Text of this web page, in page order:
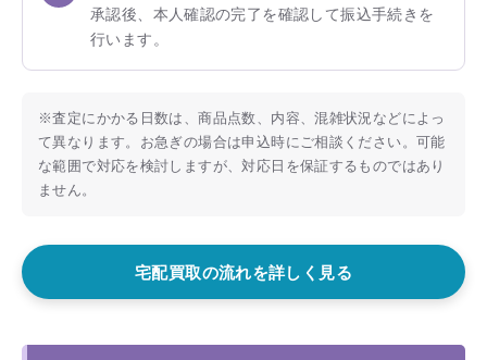
承認後、本人確認の完了を確認して振込手続きを
行います。
※査定にかかる日数は、商品点数、内容、混雑状況などによっ
て異なります。お急ぎの場合は申込時にご相談ください。可能
な範囲で対応を検討しますが、対応日を保証するものではあり
ません。
宅配買取の流れを詳しく見る